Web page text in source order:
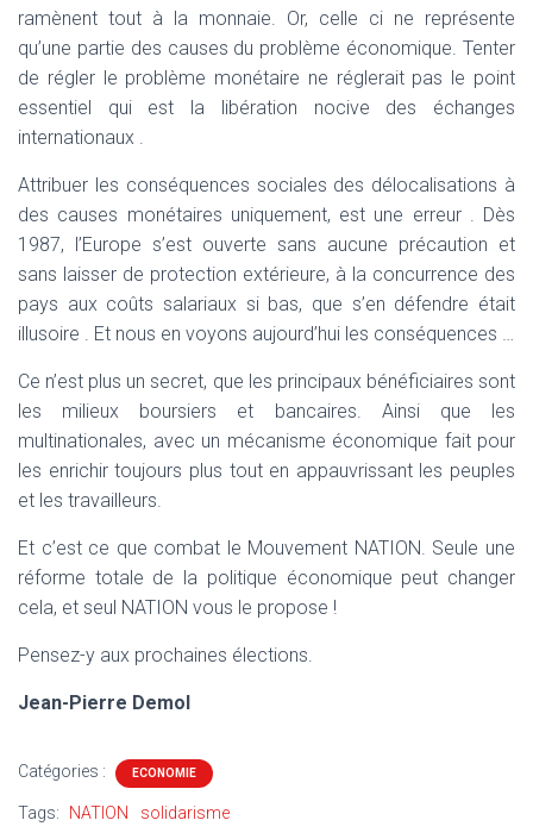
ramènent tout à la monnaie. Or, celle ci ne représente
qu’une partie des causes du problème économique. Tenter
de régler le problème monétaire ne réglerait pas le point
essentiel qui est la libération nocive des échanges
internationaux .
Attribuer les conséquences sociales des délocalisations à
des causes monétaires uniquement, est une erreur . Dès
1987, l’Europe s’est ouverte sans aucune précaution et
sans laisser de protection extérieure, à la concurrence des
pays aux coûts salariaux si bas, que s’en défendre était
illusoire . Et nous en voyons aujourd’hui les conséquences …
Ce n’est plus un secret, que les principaux bénéficiaires sont
les milieux boursiers et bancaires. Ainsi que les
multinationales, avec un mécanisme économique fait pour
les enrichir toujours plus tout en appauvrissant les peuples
et les travailleurs.
Et c’est ce que combat le Mouvement NATION. Seule une
réforme totale de la politique économique peut changer
cela, et seul NATION vous le propose !
Pensez-y aux prochaines élections.
Jean-Pierre Demol
Catégories : ECONOMIE
Tags: NATION solidarisme